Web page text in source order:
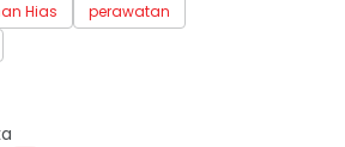
Hias
perawatan